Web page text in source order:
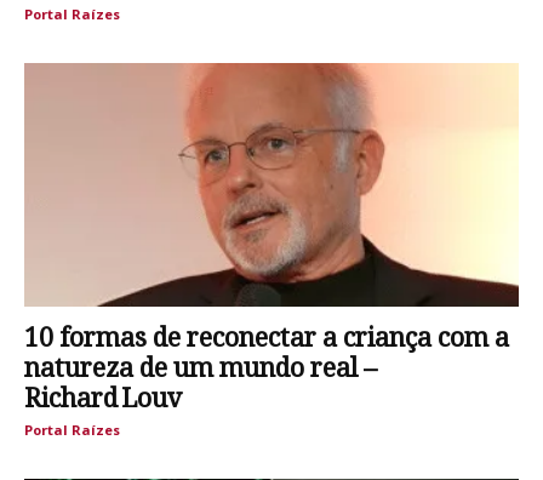
Portal Raízes
10 formas de reconectar a criança com a
natureza de um mundo real –
Richard Louv
Portal Raízes